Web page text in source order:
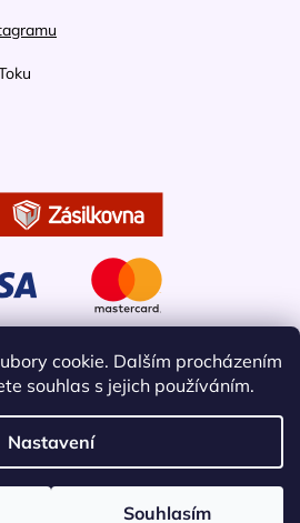
cookie. Dalším procházením
souhlas s jejich používáním.
Nastavení
Souhlasím
Vytvořil Shoptet
. Všechna práva vyhrazena.